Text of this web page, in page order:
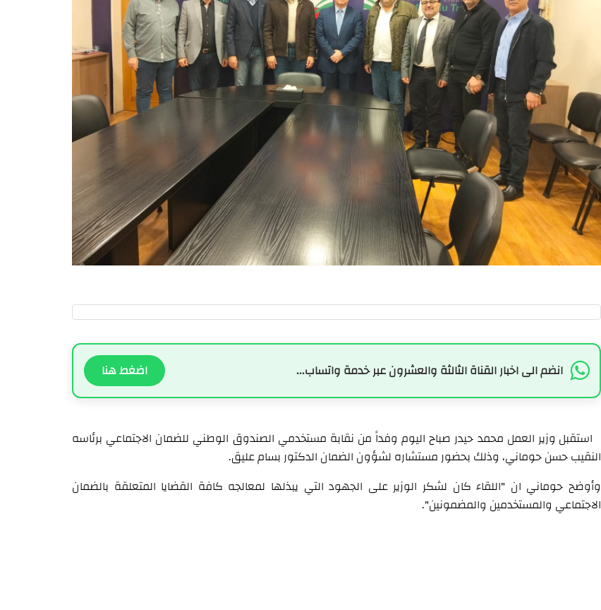
انضم الى اخبار القناة الثالثة والعشرون عبر خدمة واتساب... اضغط هنا
استقبل وزير العمل محمد حيدر صباح اليوم وفداً من نقابة مستخدمي الصندوق الوطني للضمان الاجتماعي برئاسه
النقيب حسن حوماني، وذلك بحضور مستشاره لشؤون الضمان الدكتور بسام عليق.
وأوضح حوماني ان "اللقاء كان لشكر الوزير على الجهود التي يبذلها لمعالجه كافة القضايا المتعلقة بالضمان
الاجتماعي والمستخدمين والمضمونين".